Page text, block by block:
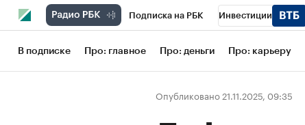
Подписка на РБК Инвестиции
Школа управления РБК РБК
В подписке Про: главное Про: деньги Про: карьеру
Опубликовано 21.11.2025, 09:35